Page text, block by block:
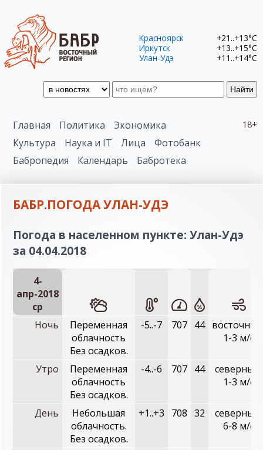
Найти
Красноярск
+21..+13°C
Иркутск
+13..+15°C
Улан-Удэ
+11..+14°C
18+
Главная Политика
Экономика
Культура
Наука и IT Лица
Фотобанк
Бабропедия
Календарь Бабротека
БАБР.ПОГОДА УЛАН-УДЭ
Погода в населенном пункте: Улан-Удэ
за 04.04.2018
4-
апр-2018
ср
Ночь
Переменная
облачность
Без осадков.
-5..-7 707 44
1-3 м/с
Утро
Переменная
облачность
Без осадков.
-4..-6 707 44
северный,
1-3 м/с
День
Небольшая
облачность.
Без осадков.
+1..+3 708 32
северный,
6-8 м/с